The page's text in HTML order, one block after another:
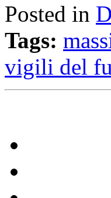
Posted in
Tags:
vigili del